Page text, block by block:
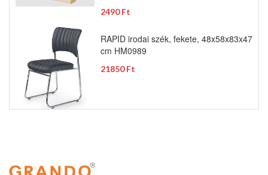
2490 Ft
RAPID irodai szék, fekete, 48x58x83x47
cm HM0989
21850 Ft